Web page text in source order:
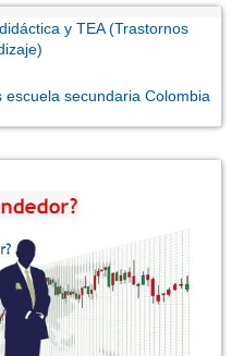
y TEA (Trastornos
escuela secundaria Colombia